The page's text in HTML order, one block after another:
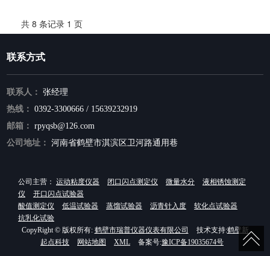
共 8 条记录 1 页
联系方式
联系人：
张经理
热线：
0392-3300666 / 15639232919
邮箱：
rpyqsb@126.com
公司地址：
河南省鹤壁市淇滨区卫河路通用巷
公司主营： 运动粘度仪器 闭口闪点测定仪 微量水分
液相锈蚀测定
仪
开口闪点试验器
酸值测定仪
低温试验器 蒸馏试验器 沥青针入度
软化点试验器
抗乳化试验
CopyRight © 版权所有: 鹤壁市瑞普仪器仪表有限公司 技术支持:鹤壁新
起点科技
网站地图 XML 备案号:豫ICP备19035674号